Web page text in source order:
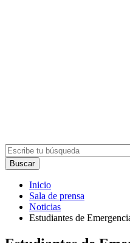
Inicio
Sala de prensa
Noticias
Estudiantes de